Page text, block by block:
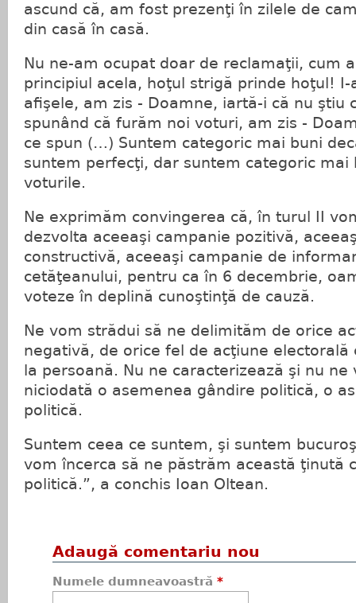
ascund că, am fost prezenţi în zilele de
din casă în casă.
Nu ne-am ocupat doar de reclamaţii, cum
principiul acela, hoţul strigă prinde hoţul!
afişele, am zis - Doamne, iartă-i că nu ştiu
spunând că furăm noi voturi, am zis -
ce spun (…) Suntem categoric mai buni
suntem perfecţi, dar suntem categoric mai
voturile.
Ne exprimăm convingerea că, în turul II
dezvolta aceeaşi campanie pozitivă,
constructivă, aceeaşi campanie de
cetăţeanului, pentru ca în 6 decembrie,
voteze în deplină cunoştinţă de cauză.
Ne vom strădui să ne delimităm de orice
negativă, de orice fel de acţiune electorală
la persoană. Nu ne caracterizează şi nu ne
niciodată o asemenea gândire politică, o
politică.
Suntem ceea ce suntem, şi suntem
vom încerca să ne păstrăm această ţinută
politică.”, a conchis Ioan Oltean.
Adaugă comentariu nou
Numele dumneavoastră *